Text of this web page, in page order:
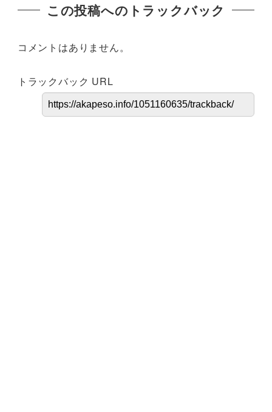
この投稿へのトラックバック
コメントはありません。
トラックバック URL